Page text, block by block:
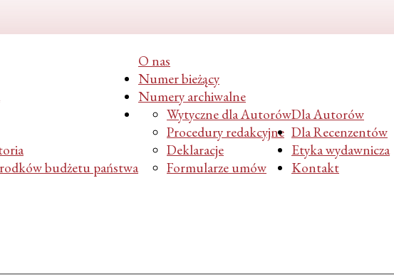
O nas
budżetu państwa
Numer bieżący
Numery archiwalne
Dla Autorów
Wytyczne dla Autorów
Procedury redakcyjne
Deklaracje
Formularze umów
Dla Recenzentów
Etyka wydawnicza
Kontakt